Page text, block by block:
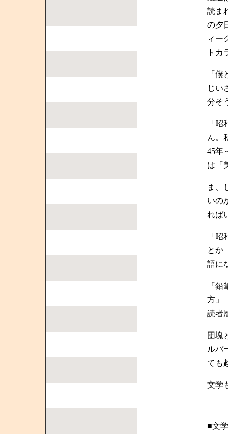
読ま
の夕
ィー
トカ
「
じい
分そ
「
ん。
45年
は「
ま、
いの
れば
「
とか
語に
『
方」
読者
団塊
ルバ
ても
文学
■文